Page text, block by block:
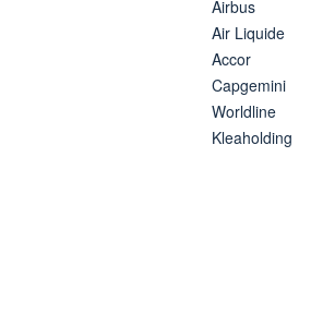
Airbus
Air Liquide
Accor
Capgemini
Worldline
Kleaholding